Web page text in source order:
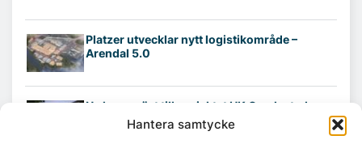
Hantera samtycke
Platzer utvecklar nytt logistikområde –
Arendal 5.0
Ny hyresgäst till projektet HK Gamlestaden